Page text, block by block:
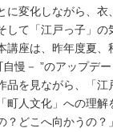
に変化しながら、
して「江戸っ子」
講座は、昨年度夏、
慢－ ”のアップデ
品を見ながら、「江
町人文化」への理解
？どこへ向かうの